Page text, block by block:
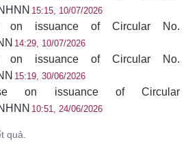
15:15, 10/07/2026
on issuance of Circular No.
14:29, 10/07/2026
on issuance of Circular No.
15:19, 30/06/2026
on issuance of Circular
10:51, 24/06/2026
quả.